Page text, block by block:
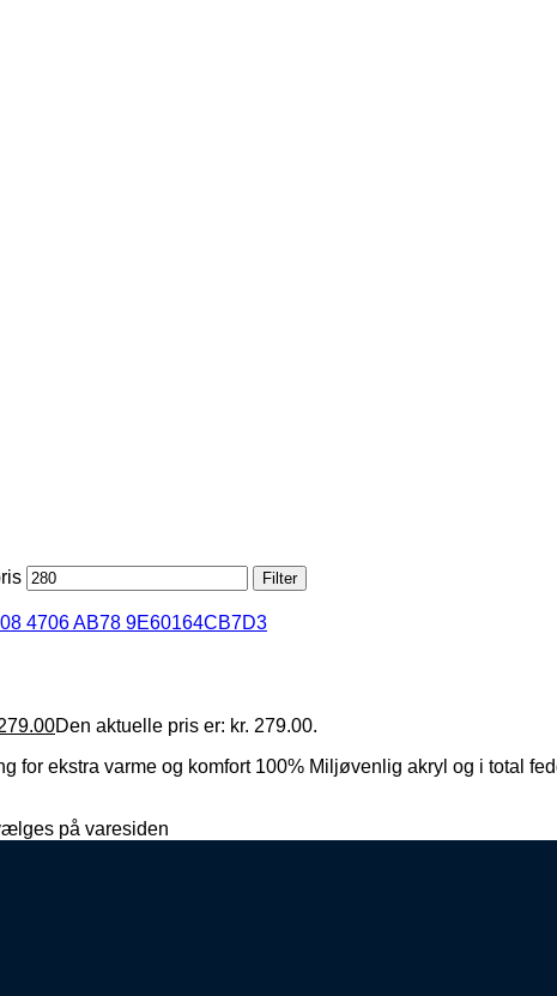
Filter
Den aktuelle pris er: kr. 279.00.
for ekstra varme og komfort 100% Miljøvenlig akryl og i total
på varesiden